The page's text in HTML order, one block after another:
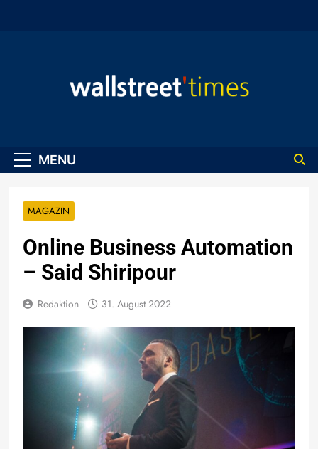
MENU
MAGAZIN
Online Business Automation
– Said Shiripour
Redaktion 31. August 2022